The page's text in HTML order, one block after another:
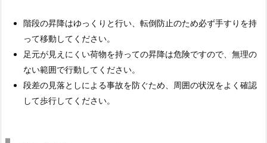
階段の昇降はゆっくりと行い、転倒防止のため必ず手すりを持
って移動してください。
足元が見えにくい荷物を持っての昇降は危険ですので、無理の
ない範囲で行動してください。
段差の見落としによる事故を防ぐため、周囲の状況をよく確認
して歩行してください。